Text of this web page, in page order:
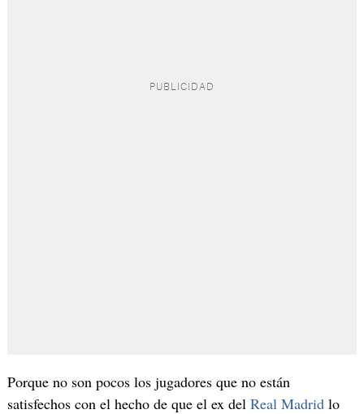
Porque no son pocos los jugadores que no están
satisfechos con el hecho de que el ex del Real Madridlo